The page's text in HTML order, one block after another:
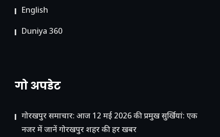
English
Duniya 360
गो अपडेट
गोरखपुर समाचार: आज 12 मई 2026 की प्रमुख सुर्खियां: एक
नजर में जानें गोरखपुर शहर की हर खबर